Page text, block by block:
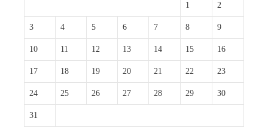
1 2
3 4 5 6 7 8 9
10 11 12 13 14 15 16
17 18 19 20 21 22 23
24 25 26 27 28 29 30
31